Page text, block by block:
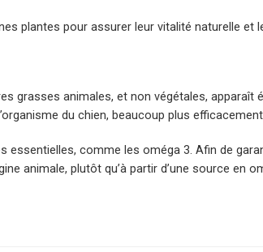
plantes pour assurer leur vitalité naturelle
grasses animales, et non végétales, apparaît
du chien, beaucoup plus
essentielles, comme les oméga 3. Afin de
animale, plutôt qu’à partir d’une source en